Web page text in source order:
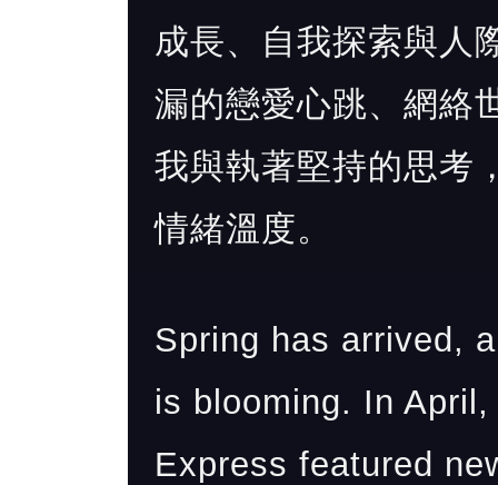
成長、自我探索與人
漏的戀愛心跳、網絡
我與執著堅持的思考
情緒溫度。
Spring has arrived,
is blooming. In
Express featured